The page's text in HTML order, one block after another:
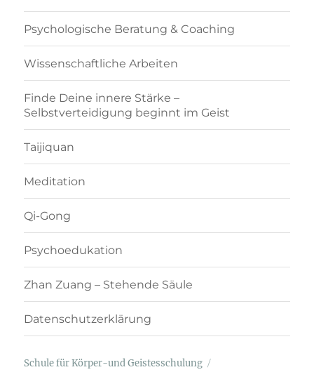
Psychologische Beratung & Coaching
Wissenschaftliche Arbeiten
Finde Deine innere Stärke –
Selbstverteidigung beginnt im Geist
Taijiquan
Meditation
Qi-Gong
Psychoedukation
Zhan Zuang – Stehende Säule
Datenschutzerklärung
Schule für Körper-und Geistesschulung